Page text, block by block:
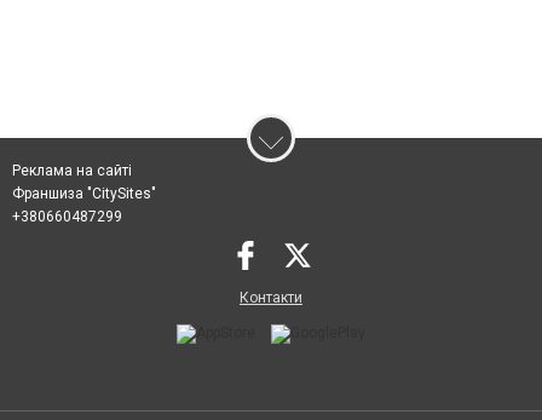
Реклама на сайті
Франшиза "CitySites"
+380660487299
Контакти